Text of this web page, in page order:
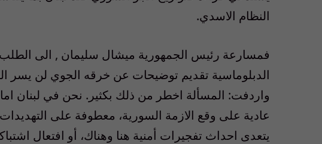
النظام الاسدي.
فمسارعة رئيس الجمهورية ميشال سليمان , الى
الدبلوماسية تقديم توضيحات عن خرقه الجوي لن يسر
واردفت: المسألة اخطر من ذلك بكثير. نحن في لبنان
عادية على وقع الازمة السورية، معطوفة على التهديدات
يتعدى احداث تفجيرات أمنية هنا وهناك، أو افتعال